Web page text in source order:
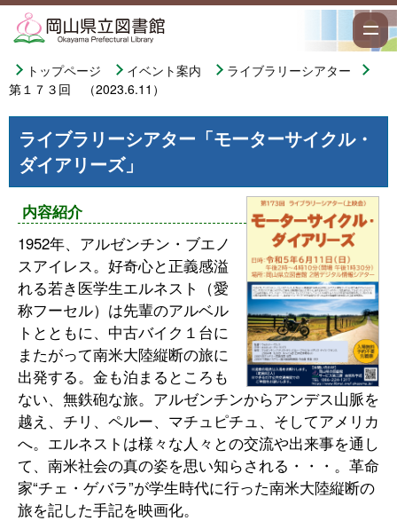
トップページ イベント案内
ライブラリーシアター
第１７３回 （2023.6.11）
ライブラリーシアター「モーターサイクル・
ダイアリーズ」
内容紹介
1952年、アルゼンチン・ブエノ
スアイレス。好奇心と正義感溢
れる若き医学生エルネスト（愛
称フーセル）は先輩のアルベル
トとともに、中古バイク１台に
またがって南米大陸縦断の旅に
出発する。金も泊まるところも
ない、無鉄砲な旅。アルゼンチンからアンデス山脈を
越え、チリ、ペルー、マチュピチュ、そしてアメリカ
へ。エルネストは様々な人々との交流や出来事を通し
て、南米社会の真の姿を思い知らされる・・・。革命
家“チェ・ゲバラ”が学生時代に行った南米大陸縦断の
旅を記した手記を映画化。